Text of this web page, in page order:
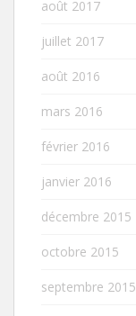
août 2017
juillet 2017
août 2016
mars 2016
février 2016
janvier 2016
décembre 2015
octobre 2015
septembre 2015